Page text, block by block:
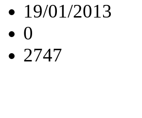
19/01/2013
0
2747